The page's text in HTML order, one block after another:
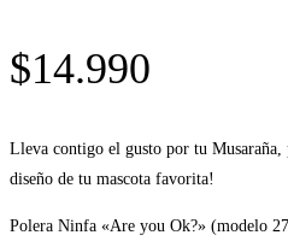
$14.990
Lleva contigo el gusto por tu Musaraña,
diseño de tu mascota favorita!
Polera Ninfa «Are you Ok?» (modelo